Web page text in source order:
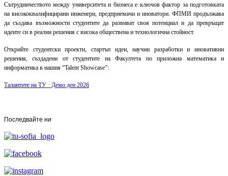
Сътрудничеството между университета и бизнеса е ключов фактор за подготовката
на висококвалифицирани инженери, предприемачи и иноватори. ФПМИ продължава
да създава възможности студентите да развиват своя потенциал и да превръщат
идеите си в реални решения с висока обществена и технологична стойност.
Открийте студентски проекти, стартъп идеи, научни разработки и иновативни
решения, създадени от студентите на Факултета по приложна математика и
информатика в нашия “Talent Showcase”:
Талантите на ТУ · Демо ден 2026
Последвайте ни